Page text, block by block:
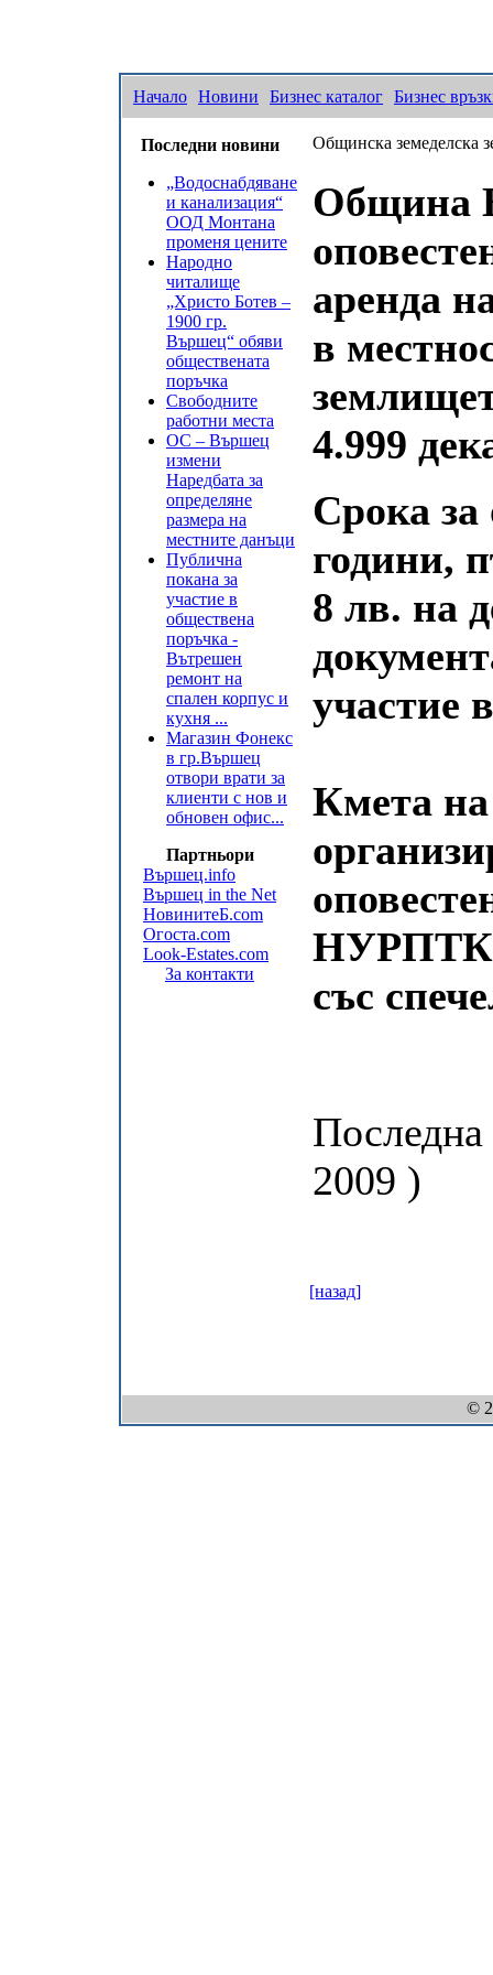
Начало Новини Бизнес каталог Бизнес
Последни новини
„Водоснабдяване
и канализация“
ООД Монтана
променя цените
Народно
читалище
„Христо Ботев –
1900 гр.
Вършец“ обяви
обществената
поръчка
Свободните
работни места
ОС – Вършец
измени
Наредбата за
определяне
размера на
местните данъци
Публична
покана за
участие в
обществена
поръчка -
Вътрешен
ремонт на
спален корпус и
кухня ...
Магазин Фонекс
в гр.Вършец
отвори врати за
клиенти с нов и
обновен офис...
Партньори
Вършец.info
Вършец in the Net
НовинитеБ.com
Огоста.com
Look-Estates.com
За контакти
Общинска земеделска
Община
аренда
в
4.999
Срока за
години,
8 лв. на
участие
Кмета
НУРПТК
със
2009 )
[назад]
©